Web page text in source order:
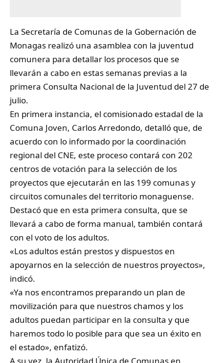
La Secretaría de Comunas de la Gobernación de
Monagas realizó una asamblea con la juventud
comunera para detallar los procesos que se
llevarán a cabo en estas semanas previas a la
primera Consulta Nacional de la Juventud del 27 de
julio.
En primera instancia, el comisionado estadal de la
Comuna Joven, Carlos Arredondo, detalló que, de
acuerdo con lo informado por la coordinación
regional del CNE, este proceso contará con 202
centros de votación para la selección de los
proyectos que ejecutarán en las 199 comunas y
circuitos comunales del territorio monaguense.
Destacó que en esta primera consulta, que se
llevará a cabo de forma manual, también contará
con el voto de los adultos.
«Los adultos están prestos y dispuestos en
apoyarnos en la selección de nuestros proyectos»,
indicó.
«Ya nos encontramos preparando un plan de
movilización para que nuestros chamos y los
adultos puedan participar en la consulta y que
haremos todo lo posible para que sea un éxito en
el estado», enfatizó.